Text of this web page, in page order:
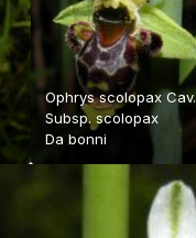
Ophrys scolopax Cav.
Subsp. scolopax
Da bonni